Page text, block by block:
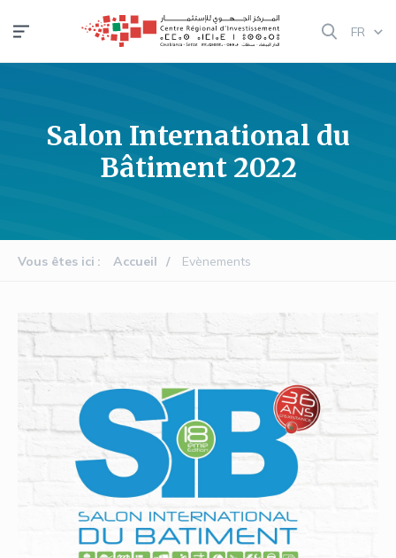
au
contenu
FR
Salon International du
Bâtiment 2022
Vous êtes ici Accueil Evènements